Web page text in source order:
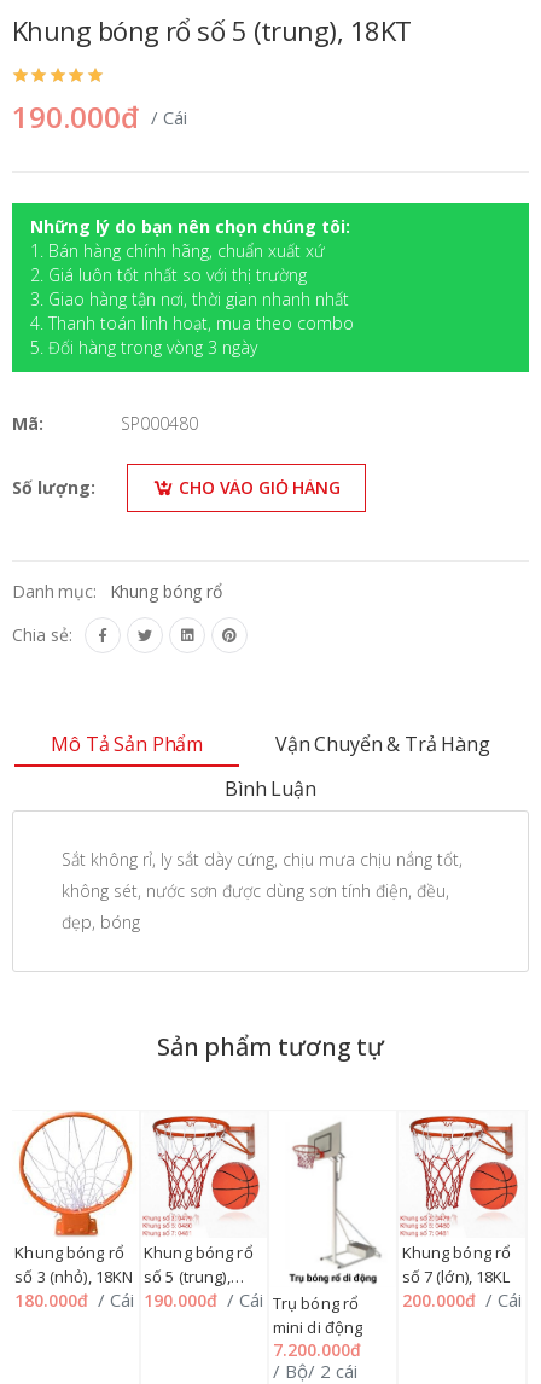
Khung bóng rổ số 5 (trung), 18KT
190.000đ / Cái
Những lý do bạn nên chọn chúng tôi:
1. Bán hàng chính hãng, chuẩn xuất xứ
2. Giá luôn tốt nhất so với thị trường
3. Giao hàng tận nơi, thời gian nhanh nhất
4. Thanh toán linh hoạt, mua theo combo
5. Đối hàng trong vòng 3 ngày
Mã: SP000480
Số lượng: CHO VÀO GIỎ HÀNG
Danh mục:
Khung bóng rổ
Chia sẻ:
Mô Tả Sản Phẩm
Vận Chuyển & Trả Hàng
Bình Luận
Sắt không rỉ, ly sắt dày cứng, chịu mưa chịu nắng tốt,
không sét, nước sơn được dùng sơn tính điện, đều,
đẹp, bóng
Sản phẩm tương tự
Khung bóng rổ
số 3 (nhỏ), 18KN
180.000đ / Cái
Khung bóng rổ
số 5 (trung),
18KT
190.000đ / Cái Trụ bóng rổ
mini di động
7.200.000đ
/ Bộ/ 2 cái
Khung bóng rổ
số 7 (lớn), 18KL
200.000đ / Cái